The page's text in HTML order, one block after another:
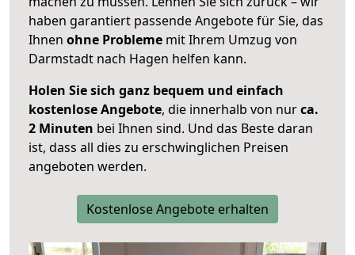
haben garantiert passende Angebote für Sie, das
Ihnen ohne Probleme mit Ihrem Umzug von
Darmstadt nach Hagen helfen kann.
Holen Sie sich ganz bequem und einfach
kostenlose Angebote, die innerhalb von nurca.
2 Minuten bei Ihnen sind. Und das Beste daran
ist, dass all dies zu erschwinglichen Preisen
angeboten werden.
Kostenlose Angebote erhalten